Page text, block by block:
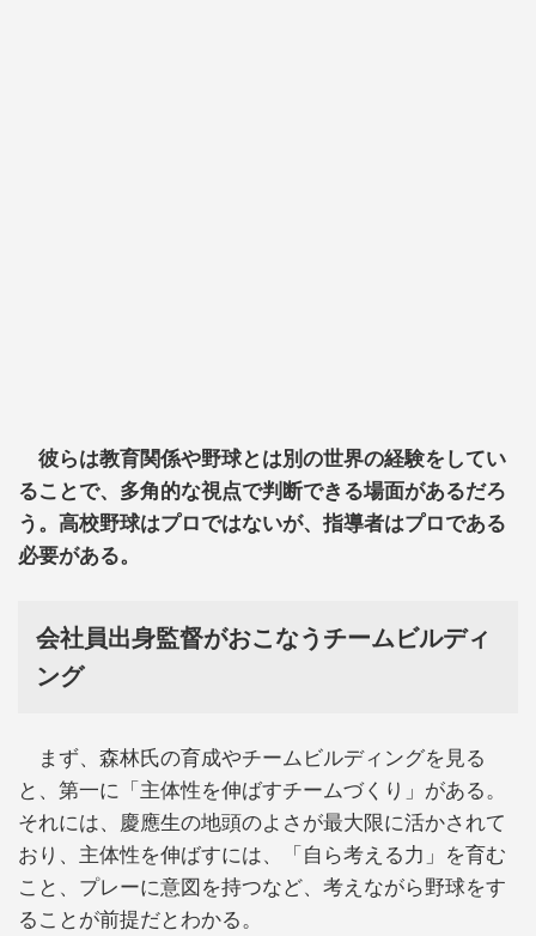
彼らは教育関係や野球とは別の世界の経験をしてい
ることで、多角的な視点で判断できる場面があるだろ
う。高校野球はプロではないが、指導者はプロである
必要がある。
会社員出身監督がおこなうチームビルディ
ング
まず、森林氏の育成やチームビルディングを見る
と、第一に「主体性を伸ばすチームづくり」がある。
それには、慶應生の地頭のよさが最大限に活かされて
おり、主体性を伸ばすには、「自ら考える力」を育む
こと、プレーに意図を持つなど、考えながら野球をす
ることが前提だとわかる。